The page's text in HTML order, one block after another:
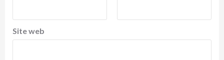
Site web